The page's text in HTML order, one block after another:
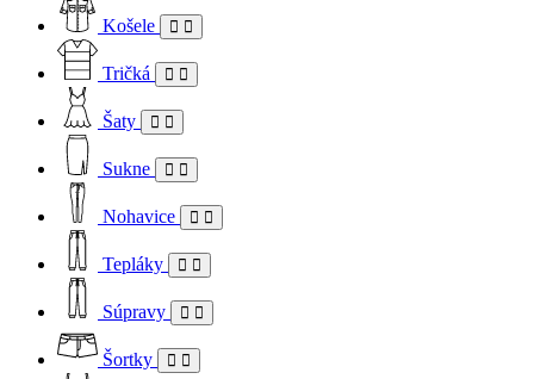
Košele
Tričká
Šaty
Sukne
Nohavice
Tepláky
Súpravy
Šortky